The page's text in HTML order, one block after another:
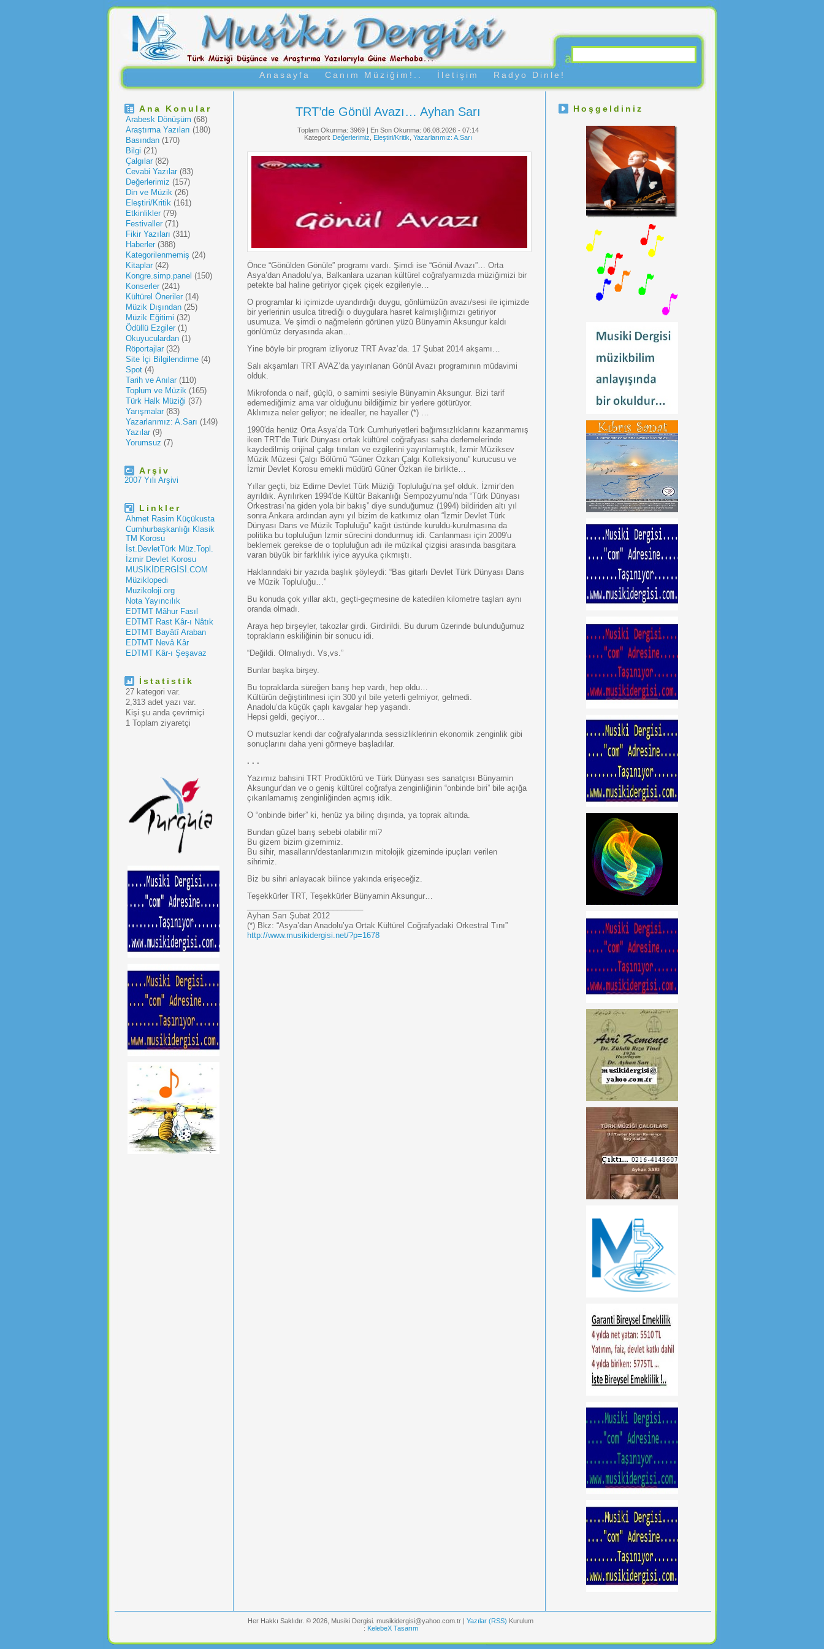
Anasayfa Canım Müziğim!.. İletişim Radyo Dinle!
Ana Konular
Arabesk Dönüşüm (68)
Araştırma Yazıları (180)
Basından (170)
Bilgi (21)
Çalgılar (82)
Cevabi Yazılar (83)
Değerlerimiz (157)
Din ve Müzik (26)
Eleştiri/Kritik (161)
Etkinlikler (79)
Festivaller (71)
Fikir Yazıları (311)
Haberler (388)
Kategorilenmemiş (24)
Kitaplar (42)
Kongre.simp.panel (150)
Konserler (241)
Kültürel Öneriler (14)
Müzik Dışından (25)
Müzik Eğitimi (32)
Ödüllü Ezgiler (1)
Okuyuculardan (1)
Röportajlar (32)
Site İçi Bilgilendirme (4)
Spot (4)
Tarih ve Anılar (110)
Toplum ve Müzik (165)
Türk Halk Müziği (37)
Yarışmalar (83)
Yazarlarımız: A.Sarı (149)
Yazılar (9)
Yorumsuz (7)
Arşiv
2007 Yılı Arşivi
Linkler
Ahmet Rasim Küçükusta
Cumhurbaşkanlığı Klasik
TM Korosu
İst.DevletTürk Müz.Topl.
İzmir Devlet Korosu
MUSİKİDERGİSİ.COM
Müziklopedi
Muzikoloji.org
Nota Yayıncılık
EDTMT Mâhur Fasıl
EDTMT Rast Kâr-ı Nâtık
EDTMT Bayâtî Araban
EDTMT Nevâ Kâr
EDTMT Kâr-ı Şeşavaz
İstatistik
27 kategori var.
2,313 adet yazı var.
Kişi şu anda çevrimiçi
1 Toplam ziyaretçi
TRT’de Gönül Avazı… Ayhan Sarı
Toplam Okunma: 3969 | En Son Okunma: 06.08.2026 - 07:14
Kategori: Değerlerimiz Eleştiri/Kritik Yazarlarımız: A.Sarı
Önce “Gönülden Gönüle” programı vardı. Şimdi ise “Gönül Avazı”… Orta
Asya’dan Anadolu’ya, Balkanlara uzanan kültürel coğrafyamızda müziğimizi bir
petekte bal haline getiriyor çiçek çiçek ezgileriyle…
O programlar ki içimizde uyandırdığı duygu, gönlümüzün avazı/sesi ile içimizde
bir yerlerinin usulca titrediği o duygulara hasret kalmışlığımızı getiriyor
usumuza. Ve şimdi o nağmelerin görünen yüzü Bünyamin Aksungur kaldı
gönlümüz deryasında akan…
Yine böyle bir program izliyoruz TRT Avaz’da. 17 Şubat 2014 akşamı…
Salı akşamları TRT AVAZ’da yayınlanan Gönül Avazı programının müdavimi
olduk.
Mikrofonda o naif, güçlü, o samimi sesiyle Bünyamin Aksungur. Bizi tarif
edemediğimiz ama var olduğunu bildiğimiz bir yerlere götürüyor.
Aklımıza neler geliyor; ne idealler, ne hayaller (*) …
1990′da henüz Orta Asya’da Türk Cumhuriyetleri bağımsızlıklarını kazanmamış
iken TRT’de Türk Dünyası ortak kültürel coğrafyası saha derlemelerinde
kaydedilmiş orijinal çalgı tınıları ve ezgilerini yayınlamıştık, İzmir Müziksev
Müzik Müzesi Çalgı Bölümü “Güner Özkan Çalgı Kolleksiyonu” kurucusu ve
İzmir Devlet Korosu emekli müdürü Güner Özkan ile birlikte…
Yıllar geçti, biz Edirne Devlet Türk Müziği Topluluğu’na şef olduk. İzmir’den
ayrıldık. Ayrılırken 1994′de Kültür Bakanlığı Sempozyumu’nda “Türk Dünyası
Orkestrası’na giden yola bir bakış” diye sunduğumuz (1994) bildiriden altı yıl
sonra Ankara ardından aynı yıl bizim de katkımız olan “İzmir Devlet Türk
Dünyası Dans ve Müzik Topluluğu” kağıt üstünde kuruldu-kurulmasına da
politika bu topluluğun İzmir sürecini dondurmuş idi. Canlanması için 2009′u
beklemek gerekse de o topluluğun adı ile müzikal çizgisi arasında basgitara
varan büyük bir farklılık iyice ayyuka çıkmıştı.
Haklarındaki bir yazıda başlık şöyleydi: “Bas gitarlı Devlet Türk Dünyası Dans
ve Müzik Topluluğu…”
Bu konuda çok yıllar aktı, geçti-geçmesine de katedilen kilometre taşları aynı
oranda olmadı.
Araya hep birşeyler, takozlar girdi. Girdirildi. Bu durum üzerinde bulunduğumuz
toprakların eskiliğinin bir sonucu idi.
“Değildi. Olmalıydı. Vs,vs.”
Bunlar başka birşey.
Bu topraklarda süreğen barış hep vardı, hep oldu…
Kültürün değiştirilmesi için 300 yıl bile yeterli gelmiyor, gelmedi.
Anadolu’da küçük çaplı kavgalar hep yaşandı.
Hepsi geldi, geçiyor…
O mutsuzlar kendi dar coğrafyalarında sessizliklerinin ekonomik zenginlik gibi
sonuçlarını daha yeni görmeye başladılar.
. . .
Yazımız bahsini TRT Prodüktörü ve Türk Dünyası ses sanatçısı Bünyamin
Aksungur’dan ve o geniş kültürel coğrafya zenginliğinin “onbinde biri” bile açığa
çıkarılamamış zenginliğinden açmış idik.
O “onbinde birler” ki, henüz ya bilinç dışında, ya toprak altında.
Bundan güzel barış sebebi olabilir mi?
Bu gizem bizim gizemimiz.
Bu sihir, masalların/destanlarımızın mitolojik gizeminde ipuçları verilen
sihrimiz.
Biz bu sihri anlayacak bilince yakında erişeceğiz.
Teşekkürler TRT, Teşekkürler Bünyamin Aksungur…
Ayhan Sarı Şubat 2012
(*) Bkz: “Asya’dan Anadolu’ya Ortak Kültürel Coğrafyadaki Orkestral Tını”
http://www.musikidergisi.net/?p=1678
Hoşgeldiniz
Her Hakkı Saklıdır. © 2026, Musiki Dergisi. musikidergisi@yahoo.com.tr | Yazılar (RSS) Kurulum
: KelebeX Tasarım